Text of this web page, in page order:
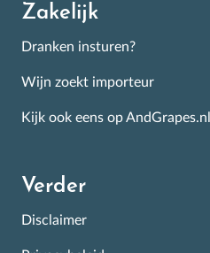
Zakelijk
Dranken insturen?
Wijn zoekt importeur
Kijk ook eens op AndGrapes.nl
Verder
Disclaimer